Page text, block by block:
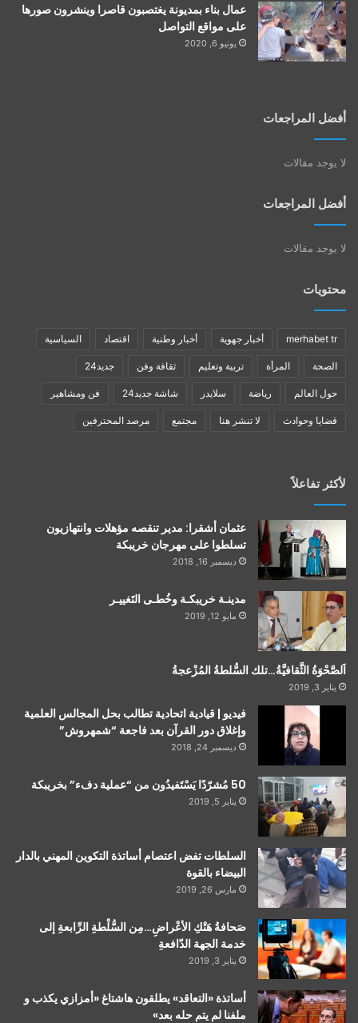
عمال بناء بمديونة يغتصبون قاصرا وينشرون صورها
على مواقع التواصل
يونيو 6, 2020
أفضل المراجعات
لا يوجد مقالات
أفضل المراجعات
لا يوجد مقالات
محتويات
merhabet tr أخبار جهوية أخبار وطنية اقتصاد السياسية
الصحة المرأة تربية وتعليم ثقافة وفن جديد24
حول العالم رياضة سلايدر شاشة جديد24 فن ومشاهير
قضايا وحوادث لا تنشر هنا مجتمع مرصد المحترفين
لأكثر تفاعلاً
عثمان أشقرا: مدير تنقصه مؤهلات وانتهازيون
تسلطوا على مهرجان خريبكة
ديسمبر 16, 2018
مدينـة خريبكـة وخُطـى التَغييـر
مايو 12, 2019
اَلصَّحْوَةُ الثَّقافيَّةُ…تلك السُّلطةُ المُزْعجةُ
يناير 3, 2019
فيديو | قيادية اتحادية تطالب بحل المجالس العلمية
وإغلاق دور القرآن بعد فاجعة “شمهروش”
ديسمبر 24, 2018
50 مُشرّدًا يَسْتَفيدُون من “عملية دفء” بخريبكة
يناير 5, 2019
السلطات تفض اعتصام أساتذة التكوين المهني بالدار
البيضاء بالقوة
مارس 26, 2019
صَحافةُ هَتْكِ الأعْراضِ…مِن السُّلْطةِ الرِّابعةِ إلى
خدمة الجهة الدّافعةِ
يناير 3, 2019
أساتذة «التعاقد» يطلقون هاشتاغ «أمزازي يكذب و
ملفنا لم يتم حله بعد»